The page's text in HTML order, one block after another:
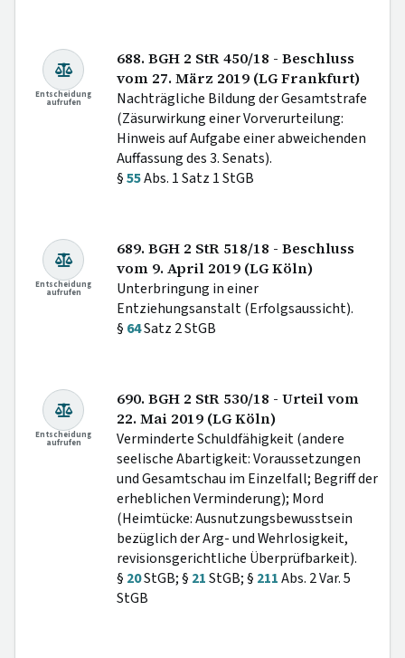
Entscheidung
aufrufen
688. BGH 2 StR 450/18 - Beschluss
vom 27. März 2019 (LG Frankfurt)
Nachträgliche Bildung der Gesamtstrafe
(Zäsurwirkung einer Vorverurteilung:
Hinweis auf Aufgabe einer abweichenden
Auffassung des 3. Senats).
§55Abs. 1 Satz 1 StGB
Entscheidung
aufrufen
689. BGH 2 StR 518/18 - Beschluss
vom 9. April 2019 (LG Köln)
Unterbringung in einer
Entziehungsanstalt (Erfolgsaussicht).
§ 64Satz 2 StGB
Entscheidung
aufrufen
690. BGH 2 StR 530/18 - Urteil vom
22. Mai 2019 (LG Köln)
Verminderte Schuldfähigkeit (andere
seelische Abartigkeit: Voraussetzungen
und Gesamtschau im Einzelfall; Begriff der
erheblichen Verminderung); Mord
(Heimtücke: Ausnutzungsbewusstsein
bezüglich der Arg- und Wehrlosigkeit,
revisionsgerichtliche Überprüfbarkeit).
§ 20StGB; § 21StGB; § 211Abs. 2 Var. 5
StGB